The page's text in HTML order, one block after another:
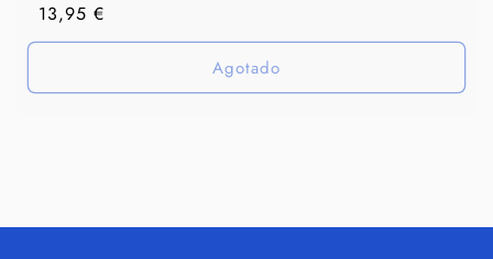
Precio
habitual
13,95 €
Agotado